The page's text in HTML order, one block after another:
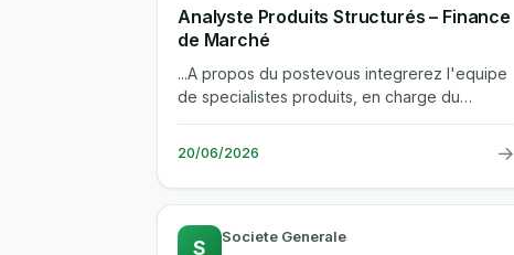
Analyste Produits Structurés – Finance
de Marché
...A propos du postevous integrerez l'equipe
de specialistes produits, en charge du
developpement et de la promotion de...
20/06/2026 →
S Societe Generale